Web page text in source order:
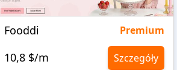
Fooddi Premium
10,8 $/m Szczegóły